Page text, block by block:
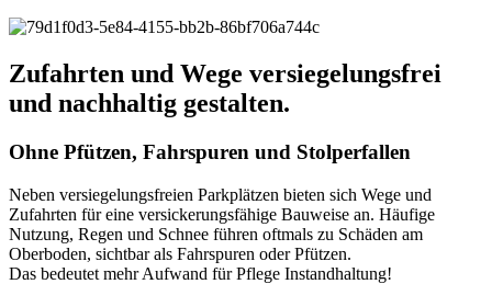
Zufahrten und Wege versiegelungsfrei
und nachhaltig gestalten.
Ohne Pfützen, Fahrspuren und Stolperfallen
Neben versiegelungsfreien Parkplätzen bieten sich Wege und
Zufahrten für eine versickerungsfähige Bauweise an. Häufige
Nutzung, Regen und Schnee führen oftmals zu Schäden am
Oberboden, sichtbar als Fahrspuren oder Pfützen.
Das bedeutet mehr Aufwand für Pflege Instandhaltung!